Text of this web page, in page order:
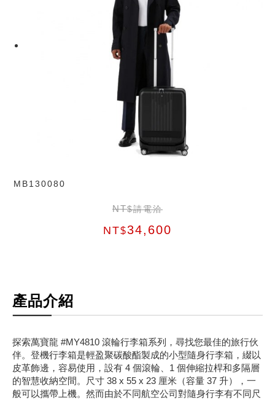
MB130080
NT$請電洽
NT$34,600
產品介紹
探索萬寶龍 #MY4810 滾輪行李箱系列，尋找您最佳的旅行伙
伴。登機行李箱是輕盈聚碳酸酯製成的小型隨身行李箱，綴以
皮革飾邊，容易使用，設有 4 個滾輪、1 個伸縮拉桿和多隔層
的智慧收納空間。尺寸 38 x 55 x 23 厘米（容量 37 升），一
般可以攜帶上機。然而由於不同航空公司對隨身行李有不同尺